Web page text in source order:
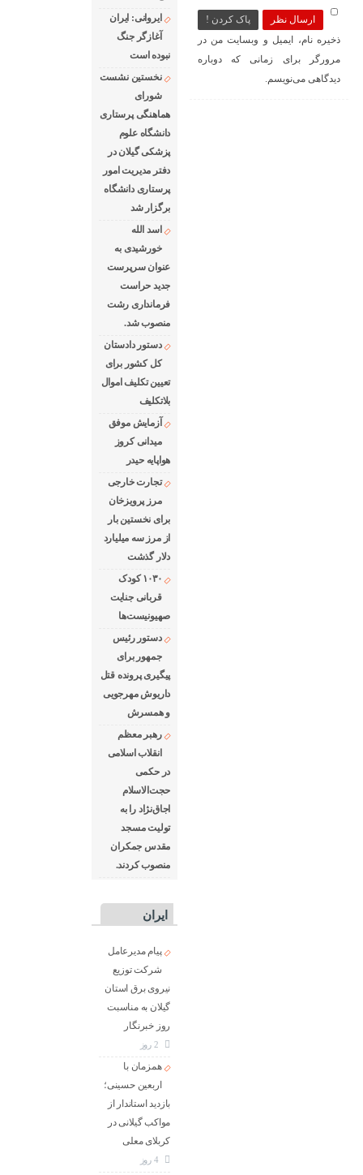
ارسال نظر
پاک کردن !
ذخیره نام، ایمیل و وبسایت من در
مرورگر برای زمانی که دوباره
دیدگاهی می‌نویسم.
ایروانی: ایران
آغازگر جنگ
نبوده است
نخستین نشست
شورای
هماهنگی پرستاری
دانشگاه علوم
پزشکی گیلان در
دفتر مدیریت امور
پرستاری دانشگاه
برگزار شد
اسد الله
خورشیدی به
عنوان سرپرست
جدید حراست
فرمانداری رشت
منصوب شد.
دستور دادستان
کل کشور برای
تعیین تکلیف اموال
بلاتکلیف
آزمایش موفق
میدانی کروز
هواپایه حیدر
تجارت خارجی
مرز پرویزخان
برای نخستین بار
از مرز سه میلیارد
دلار گذشت
۱۰۳۰ کودک
قربانی جنایت
صهیونیست‌ها
دستور رئیس
جمهور برای
پیگیری پرونده قتل
داریوش مهرجویی
و همسرش
رهبر معظم
انقلاب اسلامی
در حکمی
حجت‌الاسلام
اجاق‌نژاد را به
تولیت مسجد
مقدس جمکران
منصوب کردند.
ایران
پیام مدیرعامل
شركت توزیع
نیروی برق استان
گیلان به مناسبت
روز خبرنگار ‌
همزمان با
اربعین حسینی؛
بازدید استاندار از
مواکب گیلانی در
کربلای معلی